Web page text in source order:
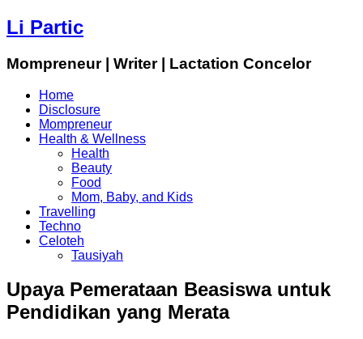
Li Partic
Mompreneur | Writer | Lactation Concelor
Home
Disclosure
Mompreneur
Health & Wellness
Health
Beauty
Food
Mom, Baby, and Kids
Travelling
Techno
Celoteh
Tausiyah
Upaya Pemerataan Beasiswa untuk
Pendidikan yang Merata